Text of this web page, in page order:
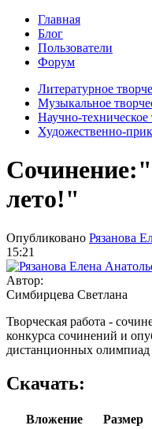
Главная
Блог
Пользователи
Форум
Литературное
Музыкальное
Научно-техническое
Художественно-
лето!"
Опубликовано Рязанова
15:21
Автор:
Симбирцева Светлана
Творческая работа -
конкурса сочинений и
дистанционных олимпиад
Скачать:
Вложение
Размер